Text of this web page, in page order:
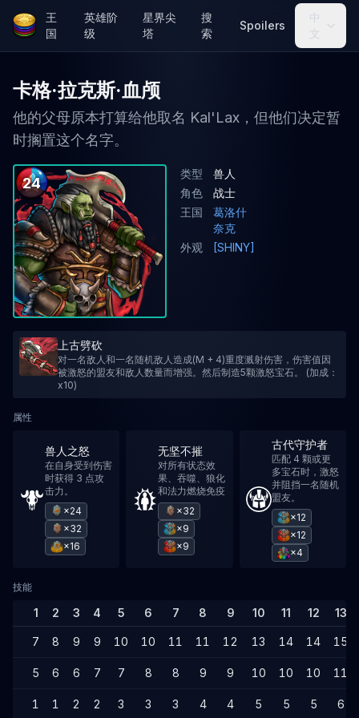
王
国
英雄阶
级
星界尖
塔
搜
索
Spoilers
中
文
卡格·拉克斯·血颅
他的父母原本打算给他取名 Kal'Lax，但他们决定暂
时搁置这个名字。
24
类型
兽人
角色
战士
王国
葛洛什
奈克
外观
[SHINY]
上古劈砍
对一名敌人和一名随机敌人造成(M + 4)重度溅射伤害，伤害值因
被激怒的盟友和敌人数量而增强。然后制造5颗激怒宝石。 (加成：
x10)
属性
兽人之怒
在自身受到伤害
时获得 3 点攻
击力。
×24
×32
×16
无坚不摧
对所有状态效
果、吞噬、狼化
和法力燃烧免疫
×32
×9
×9
古代守护者
匹配 4 颗或更
多宝石时，激怒
并阻挡一名随机
盟友。
×12
×12
×4
技能
1 2 3 4 5 6 7 8 9 10 11 12 13
7 8 9 9 10 10 11 11 12 13 14 14 15
5 6 6 7 7 8 8 9 9 10 10 10 11
1 1 2 2 3 3 3 4 4 5 5 5 6